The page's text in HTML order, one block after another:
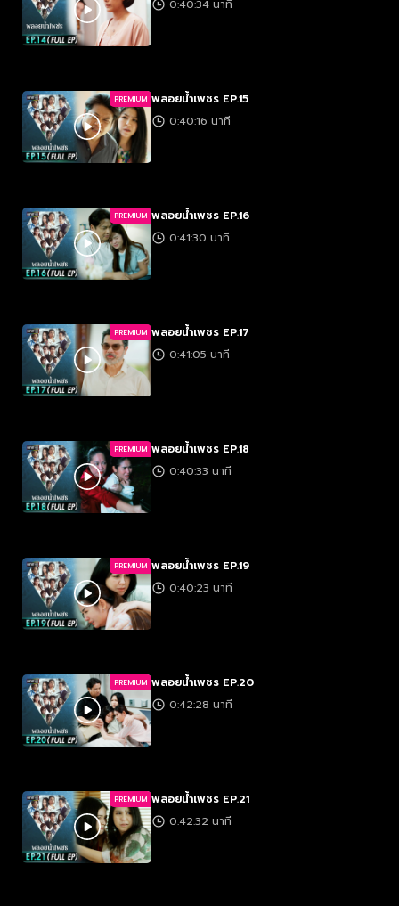
0:40:34 นาที
PREMIUM พลอยน้ำเพชร EP.15
0:40:16 นาที
PREMIUM พลอยน้ำเพชร EP.16
0:41:30 นาที
PREMIUM พลอยน้ำเพชร EP.17
0:41:05 นาที
PREMIUM พลอยน้ำเพชร EP.18
0:40:33 นาที
PREMIUM พลอยน้ำเพชร EP.19
0:40:23 นาที
PREMIUM พลอยน้ำเพชร EP.20
0:42:28 นาที
PREMIUM พลอยน้ำเพชร EP.21
0:42:32 นาที